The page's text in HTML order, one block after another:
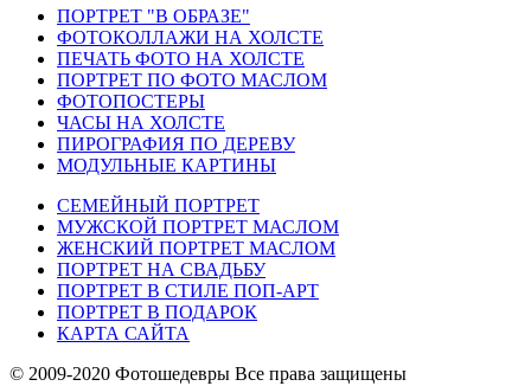
ПОРТРЕТ "В ОБРАЗЕ"
ФОТОКОЛЛАЖИ НА ХОЛСТЕ
ПЕЧАТЬ ФОТО НА ХОЛСТЕ
ПОРТРЕТ ПО ФОТО МАСЛОМ
ФОТОПОСТЕРЫ
ЧАСЫ НА ХОЛСТЕ
ПИРОГРАФИЯ ПО ДЕРЕВУ
МОДУЛЬНЫЕ КАРТИНЫ
СЕМЕЙНЫЙ ПОРТРЕТ
МУЖСКОЙ ПОРТРЕТ МАСЛОМ
ЖЕНСКИЙ ПОРТРЕТ МАСЛОМ
ПОРТРЕТ НА СВАДЬБУ
ПОРТРЕТ В СТИЛЕ ПОП-АРТ
ПОРТРЕТ В ПОДАРОК
КАРТА САЙТА
© 2009-2020 Фотошедевры Все права защищены